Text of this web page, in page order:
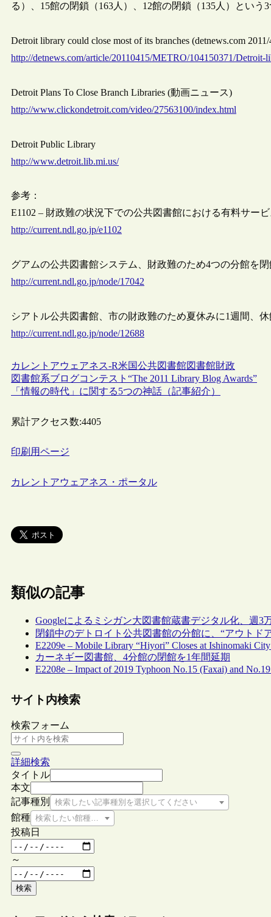
る）、15館の閉鎖（163人）、12館の閉鎖（135人）という
Detroit library could close most of its branches (detnews.com
http://detnews.com/article/20110415/METRO/104150371/Detroit-
Detroit Plans To Close Branch Libraries (動画ニュース)
http://www.clickondetroit.com/video/27563100/index.html
Detroit Public Library
http://www.detroit.lib.mi.us/
参考：
E1102 – 財政難の状況下での公共図書館における有料サービ
http://current.ndl.go.jp/e1102
グアムの公共図書館システム、財政難のため4つの分館を閉
http://current.ndl.go.jp/node/17042
シアトル公共図書館、市の財政難のため夏休みに1週間、
http://current.ndl.go.jp/node/12688
カレントアウェアネス-R米国公共図書館図書館財政
図書館系ブログコンテスト“The 2011 Library Blog Awards”
「情報の時代」に関する5つの神話（記事紹介）
累計アクセス数:4405
印刷用ページ
カレントアウェアネス・ポータル
類似の記事
Googleによるミシガン大図書館蔵書デジタル化、週3
閉鎖中のデトロイト公共図書館の分館に、“アウトド
E2209e – Mobile Library “Hiyori” Closes at Ishinomaki
カーネギー図書館、4分館の閉館を1年間延期
E2208e – Impact of 2019 Typhoon No.15 (Faxai) and
サイト内検索
検索フォーム
詳細検索
タイトル
本文
記事種別
検索したい記事種別を選択してください
館種 検索したい館種を選択してください
投稿日
～
検索